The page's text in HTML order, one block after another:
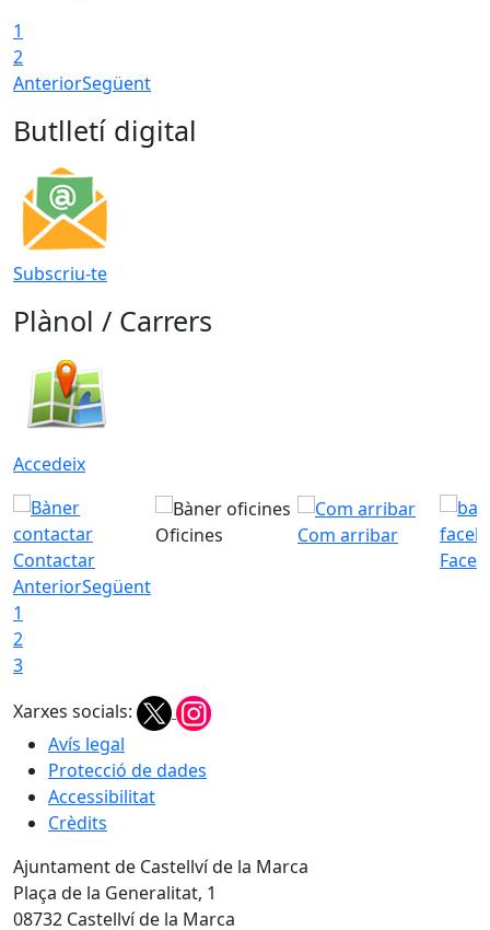
1
2
AnteriorSegüent
Butlletí digital
Subscriu-te
Plànol / Carrers
Accedeix
Contactar
Oficines
Com arribar
AnteriorSegüent
1
2
3
Xarxes socials:
Avís legal
Protecció de dades
Accessibilitat
Crèdits
Ajuntament de Castellví de la Marca
Plaça de la Generalitat, 1
08732 Castellví de la Marca